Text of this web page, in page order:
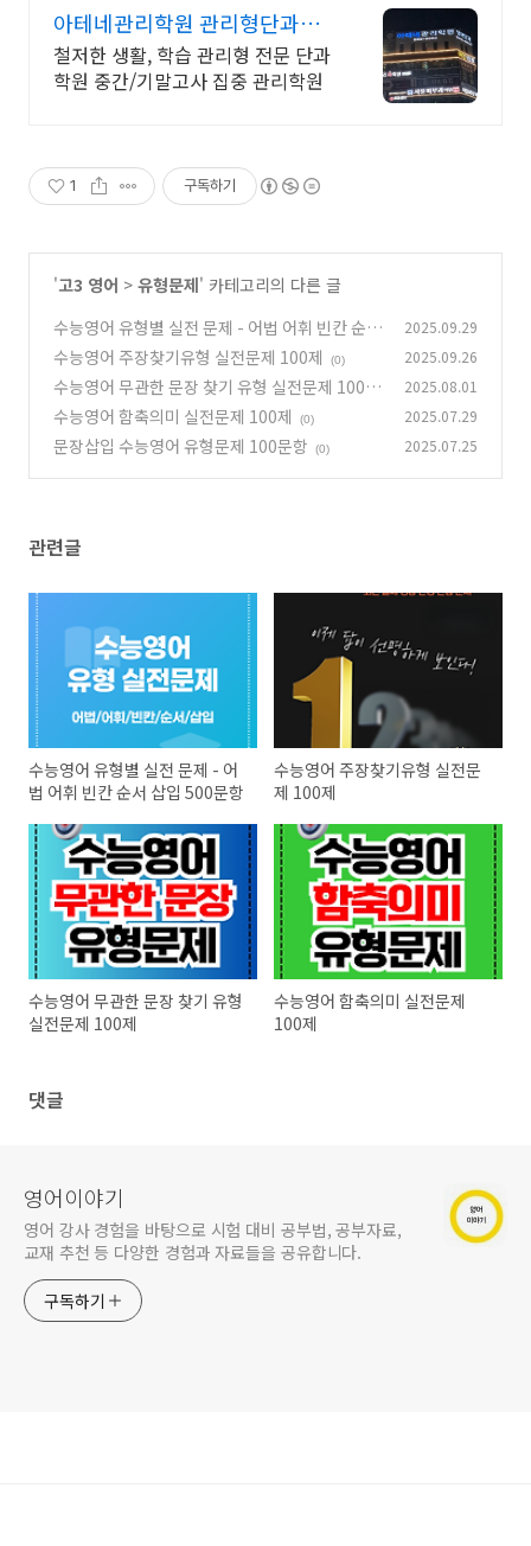
아테네관리학원 관리형단과학
원 학습 관리형 전문 단과 학원
철저한 생활, 학습 관리형 전문 단과
학원 중간/기말고사 집중 관리학원
1 구독하기
'고3 영어 > 유형문제' 카테고리의 다른 글
수능영어 유형별 실전 문제 - 어법 어휘 빈칸 순서
삽입 500문항 (0)
2025.09.29
수능영어 주장찾기유형 실전문제 100제 (0) 2025.09.26
수능영어 무관한 문장 찾기 유형 실전문제 100제
(0)
2025.08.01
수능영어 함축의미 실전문제 100제 (0) 2025.07.29
문장삽입 수능영어 유형문제 100문항 (0) 2025.07.25
관련글
수능영어 유형별 실전 문제 - 어
법 어휘 빈칸 순서 삽입 500문항
수능영어 주장찾기유형 실전문
제 100제
수능영어 무관한 문장 찾기 유형
실전문제 100제
수능영어 함축의미 실전문제
100제
댓글
영어이야기
영어 강사 경험을 바탕으로 시험 대비 공부법, 공부자료,
교재 추천 등 다양한 경험과 자료들을 공유합니다.
구독하기